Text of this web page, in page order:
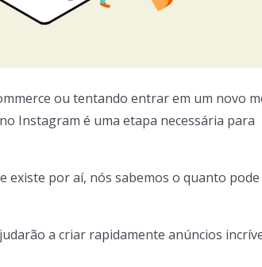
ou tentando entrar em um novo
Instagram é uma etapa necessária para
existe por aí, nós sabemos o quanto
a criar rapidamente anúncios